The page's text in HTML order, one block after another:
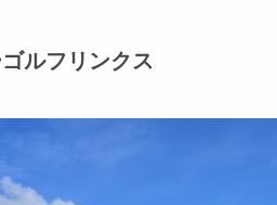
ルフリンクス